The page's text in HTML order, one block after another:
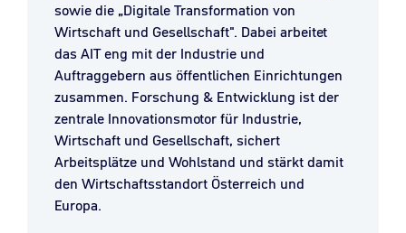
sowie die „Digitale Transformation von
Wirtschaft und Gesellschaft". Dabei arbeitet
das AIT eng mit der Industrie und
Auftraggebern aus öffentlichen Einrichtungen
zusammen. Forschung & Entwicklung ist der
zentrale Innovationsmotor für Industrie,
Wirtschaft und Gesellschaft, sichert
Arbeitsplätze und Wohlstand und stärkt damit
den Wirtschaftsstandort Österreich und
Europa.